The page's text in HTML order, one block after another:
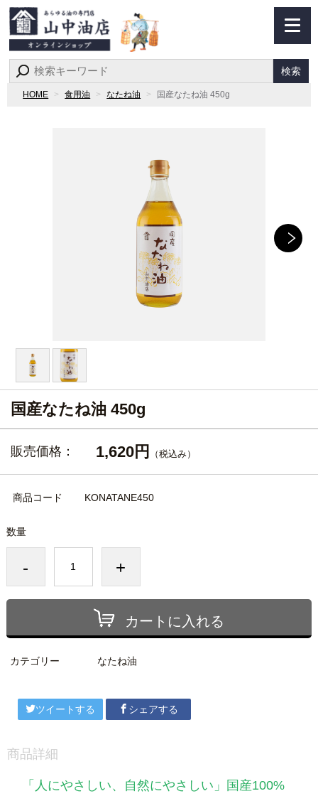
検索
HOME 食用油 なたね油 国産なたね油 450g
国産なたね油 450g
販売価格： 1,620円 （税込み）
商品コード KONATANE450
数量
- +
カートに入れる
カテゴリー なたね油
ツイートする シェアする
商品詳細
「人にやさしい、自然にやさしい」国産100%